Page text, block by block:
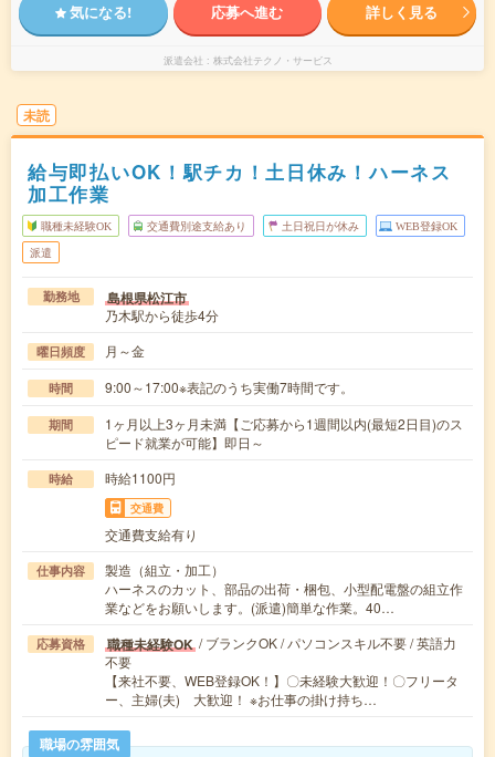
気になる! 応募へ進む 詳しく見る
派遣会社 株式会社テクノ・サービス
未読
給与即払いOK！駅チカ！土日休み！ハーネス
加工作業
職種未経験OK 交通費別途支給あり 土日祝日が休み WEB登録OK
派遣
勤務地 島根県松江市
乃木駅から徒歩4分
曜日頻度 月～金
時間 9:00～17:00※表記のうち実働7時間です。
期間
1ヶ月以上3ヶ月未満【ご応募から1週間以内(最短2日目)のス
ピード就業が可能】即日～
時給 時給1100円
交通費
交通費支給有り
仕事内容
製造（組立・加工）
ハーネスのカット、部品の出荷・梱包、小型配電盤の組立作
業などをお願いします。(派遣)簡単な作業。40…
応募資格 職種未経験OK / ブランクOK / パソコンスキル不要 / 英語力
不要
【来社不要、WEB登録OK！】〇未経験大歓迎！〇フリータ
ー、主婦(夫) 大歓迎！ ※お仕事の掛け持ち…
職場の雰囲気